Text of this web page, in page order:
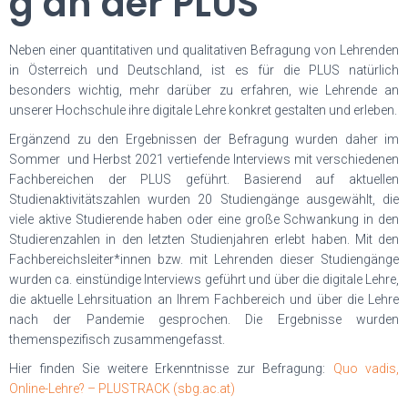
Neben einer quantitativen und qualitativen Befragung von Lehrenden
in Österreich und Deutschland, ist es für die PLUS natürlich
besonders wichtig, mehr darüber zu erfahren, wie Lehrende an
unserer Hochschule ihre digitale Lehre konkret gestalten und erleben.
Ergänzend zu den Ergebnissen der Befragung wurden daher im
Sommer und Herbst 2021 vertiefende Interviews mit verschiedenen
Fachbereichen der PLUS geführt. Basierend auf aktuellen
Studienaktivitätszahlen wurden 20 Studiengänge ausgewählt, die
viele aktive Studierende haben oder eine große Schwankung in den
Studierenzahlen in den letzten Studienjahren erlebt haben. Mit den
Fachbereichsleiter*innen bzw. mit Lehrenden dieser Studiengänge
wurden ca. einstündige Interviews geführt und über die digitale Lehre,
die aktuelle Lehrsituation an Ihrem Fachbereich und über die Lehre
nach der Pandemie gesprochen. Die Ergebnisse wurden
themenspezifisch zusammengefasst.
Hier finden Sie weitere Erkenntnisse zur Befragung: Quo vadis,
Online-Lehre? – PLUSTRACK (sbg.ac.at)